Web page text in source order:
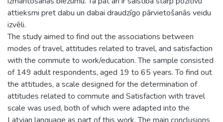
attieksmi pret dabu un dabai draudzīgo pārvietošanās veidu
izvēli.
The study aimed to find out the associations between
modes of travel, attitudes related to travel, and satisfaction
with the commute to work/education. The sample consisted
of 149 adult respondents, aged 19 to 65 years. To find out
the attitudes, a scale designed for the determination of
attitudes related to commute and Satisfaction with travel
scale was used, both of which were adapted into the